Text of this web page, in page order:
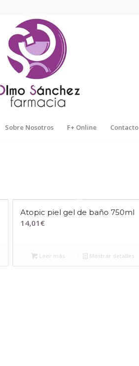
Sobre Nosotros F+ Online Contacto
Atopic piel gel de baño 750ml
14,01 €
Leer más Mostrar detalles